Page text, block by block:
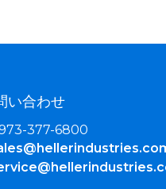
い合わせ
377-6800